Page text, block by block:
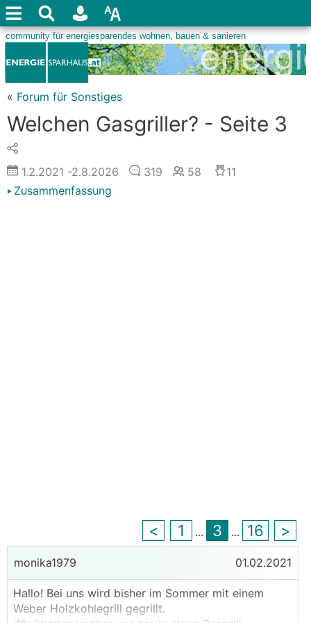
« Forum für Sonstiges
Welchen Gasgriller? - Seite 3
1.2.2021 -2.8.2026 319 58
11
Zusammenfassung
< 1 ... 3 ... 16 >
monika1979 01.02.2021
Hallo! Bei uns wird bisher im Sommer mit einem
Weber Holzkohlegrill gegrillt.